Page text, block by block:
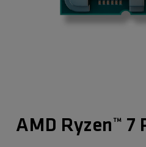
AMD Ryzen™ 7